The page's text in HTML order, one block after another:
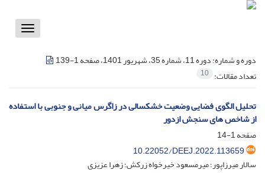
Toggle
دوره و شماره:دوره 11، شماره 35، شهریور 1401، صفحه 1-139
تعداد مقالات: 10
تحلیل الگوی فضایی وضعیت خشکسالی در زاگرس میانی و جنوبی با استفاده
از شاخص های سنجش ازدور
صفحه1-14
‎10.22052/DEEJ.2022.113659
سالار میرزاپور؛ میرمسعود خیرخواه زرکش؛ زهرا عزیزی